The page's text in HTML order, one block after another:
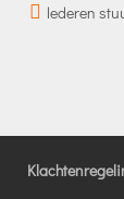
lederen